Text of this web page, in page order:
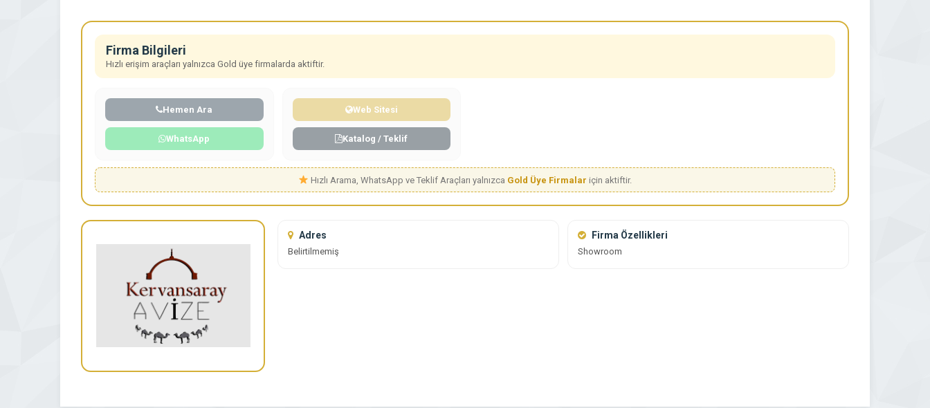
Firma Bilgileri
Hızlı erişim araçları yalnızca Gold üye firmalarda aktiftir.
Hemen Ara
WhatsApp
Web Sitesi
Katalog / Teklif
Hızlı Arama, WhatsApp ve Teklif Araçları yalnızca Gold Üye Firmalar için aktiftir.
Adres
Belirtilmemiş
Firma Özellikleri
Showroom